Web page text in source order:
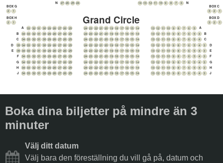
6
7
8
9
10
11
12
13
14
24
25
26
27
N N
Grand Circle
5
6
7
8
9
10
11
12
13
14
15
16
17
18
19
20
21
22
23
24
25
26
27
28
29
30
31
32
33
A A
4
5
6
7
8
9
10
11
12
13
14
15
16
17
18
19
20
21
22
23
24
25
26
27
28
29
30
31
32
33
34
B B
4
5
6
7
8
9
10
11
12
13
14
15
16
17
18
19
20
21
22
23
24
25
26
27
28
29
30
31
32
33
34
C C
3
4
5
6
7
8
9
10
11
12
13
14
15
16
17
18
19
20
21
22
23
24
25
26
27
28
29
30
31
32
33
34
35
D D
3
4
5
6
7
8
9
10
11
12
13
14
15
16
17
18
19
20
21
22
23
24
25
26
27
28
29
30
31
32
33
34
35
E E
3
4
5
6
7
8
9
10
11
12
13
14
15
16
17
18
19
20
21
22
23
24
25
26
27
28
29
30
31
32
33
34
F F
3
4
5
6
7
8
9
10
11
12
13
14
15
16
17
18
19
20
21
22
23
24
25
26
27
28
29
30
31
32
33
34
G G
3
4
5
6
7
8
9
10
11
12
13
14
15
16
17
18
19
20
21
22
23
24
25
26
27
28
29
30
31
32
33
34
H H
3
4
5
6
7
8
9
10
11
12
13
14
15
16
17
18
19
20
21
22
23
24
25
26
27
28
29
30
31
32
33
34
J J
1
2
3
BOX C
1
2
3
BOX D
1
2
BOX G
1
2
BOX H
Boka dina biljetter på mindre än 3
minuter
Välj ditt datum
Välj bara den föreställning du vill gå på, datum och